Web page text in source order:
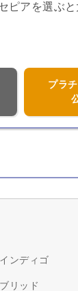
ピアを選ぶ
プラ
ンディゴ
リッド